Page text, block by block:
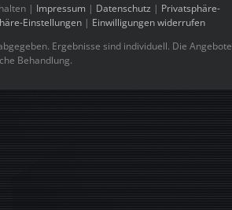
| Impressum | Datenschutz | Privatsphäre-
Einstellungen | Einwilligungen widerrufen
Ergebnisse sind individuell. Die Angebote
Behandlung.